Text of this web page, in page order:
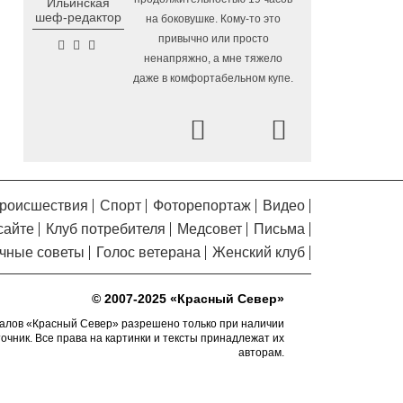
Алчевска в Вологодской области
6.08.2026 16:20
Сельские труженики
Тотемского округа получат жилье с
правом выкупа за один процент
Вологодчины ко Дню физкультурника
6.08.2026 14:31
Робот Макс на Госуслугах
поможет вологжанам оформить выплату
на первоклассника
6.08.2026 14:00
Вологодская область
подтвердила курс на полное обеспечение
лесовосстановления семенным
шеф-редактор
на боковушке. Кому-то это
привычно или просто
ненапряжно, а мне тяжело
даже в комфортабельном купе.
Спорт Фоторепортаж
Видео
Клуб потребителя Медсовет
Письма
советы
Голос ветерана Женский клуб
© 2007-2025 «Красный Север»
«Красный Север» разрешено только при наличии
Все права на картинки и тексты принадлежат их
авторам.